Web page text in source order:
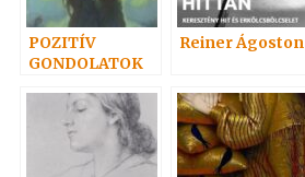
POZITÍV
GONDOLATOK
Reiner Ágoston